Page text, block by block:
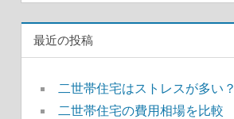
最近の投稿
二世帯住宅はストレスが多い？
二世帯住宅の費用相場を比較